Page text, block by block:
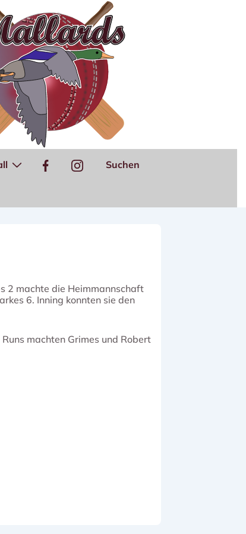
Suchen
2 machte die Heimmannschaft
6. Inning konnten sie den
machten Grimes und Robert